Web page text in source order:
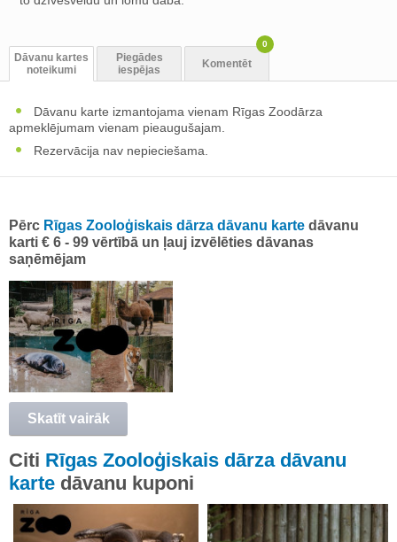
Dāvanu kartes
noteikumi
Piegādes
iespējas
Komentēt
0
Dāvanu karte izmantojama vienam Rīgas Zoodārza
apmeklējumam vienam pieaugušajam.
Rezervācija nav nepieciešama.
Pērc Rīgas Zooloģiskais dārza dāvanu karte dāvanu
karti € 6 - 99 vērtībā un ļauj izvēlēties dāvanas
saņēmējam
Skatīt vairāk
Citi Rīgas Zooloģiskais dārza dāvanu
karte dāvanu kuponi